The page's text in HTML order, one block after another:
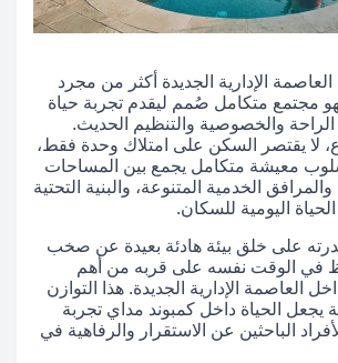
الإدارية الجديدة أكثر من مجرد
مجتمع متكامل صُمم ليقدم تجربة حياة
والخصوصية والتنظيم الحديث.
لا يقتصر السكن على امتلاك وحدة فقط،
معيشة متكامل يجمع بين المساحات
الخدمية المتنوعة، والبنية التحتية
اليومية للسكان.
على خلق بيئة هادئة بعيدة عن صخب
في الوقت نفسه على قربه من أهم
العاصمة الإدارية الجديدة. هذا التوازن
يجعل الحياة داخل كمبوند مداي تجربة
الباحثين عن الاستقرار والرفاهية في